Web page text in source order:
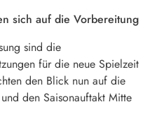
sich auf die Vorbereitung
sind die
für die neue Spielzeit
den Blick nun auf die
den Saisonauftakt Mitte